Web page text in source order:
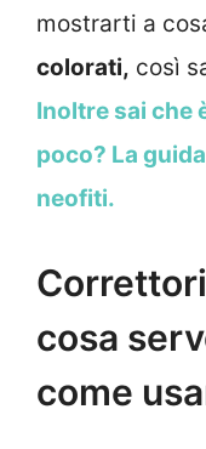
mostrarti a
colorati, così
Inoltre sai che
poco? La
neofiti.
cosa
come